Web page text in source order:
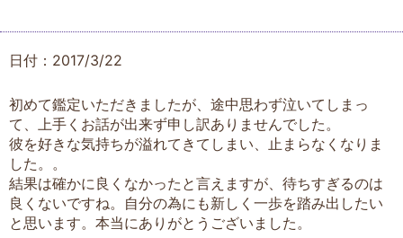
日付：2017/3/22
初めて鑑定いただきましたが、途中思わず泣いてしまっ
て、上手くお話が出来ず申し訳ありませんでした。
彼を好きな気持ちが溢れてきてしまい、止まらなくなりま
した。。
結果は確かに良くなかったと言えますが、待ちすぎるのは
良くないですね。自分の為にも新しく一歩を踏み出したい
と思います。本当にありがとうございました。